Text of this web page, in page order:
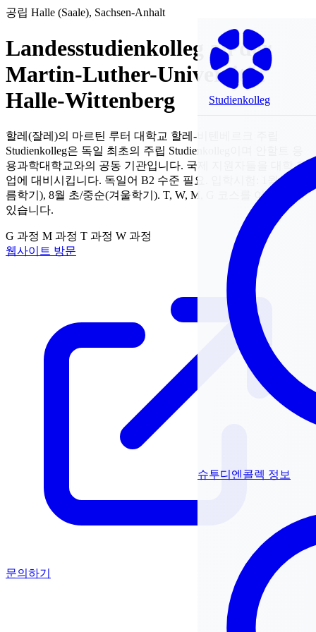
Studienkolleg
슈투디엔콜렉 정보
공립 Halle (Saale), Sachsen-Anhalt
Landesstudienkolleg an der
Martin-Luther-Universität
Halle-Wittenberg
할레(잘레)의 마르틴 루터 대학교 할레-비텐베르크 주립
Studienkolleg은 독일 최초의 주립 Studienkolleg이며 안할트 응
용과학대학교와의 공동 기관입니다. 국제 지원자들을 대학 학
업에 대비시킵니다. 독일어 B2 수준 필요. 입학시험: 1월 말(여
름학기), 8월 초/중순(겨울학기). T, W, M, G 코스를 이용할 수
있습니다.
G 과정 M 과정 T 과정 W 과정
웹사이트 방문
문의하기